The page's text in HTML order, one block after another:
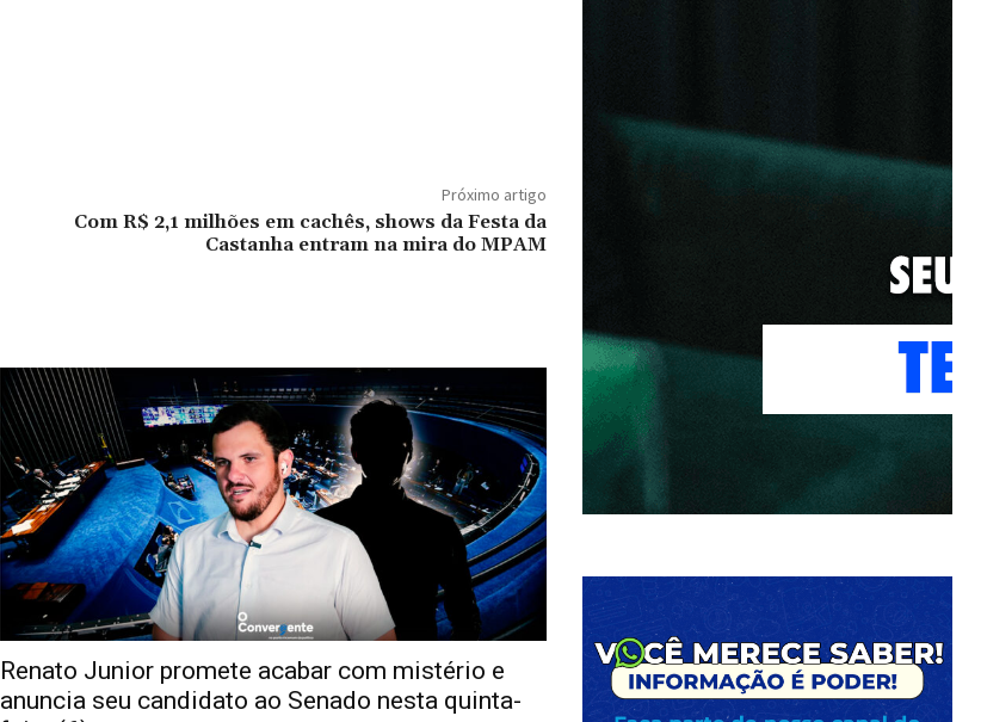
Próximo artigo
Com R$ 2,1 milhões em cachês, shows da Festa da
Castanha entram na mira do MPAM
Renato Junior promete acabar com mistério e
anuncia seu candidato ao Senado nesta quinta-